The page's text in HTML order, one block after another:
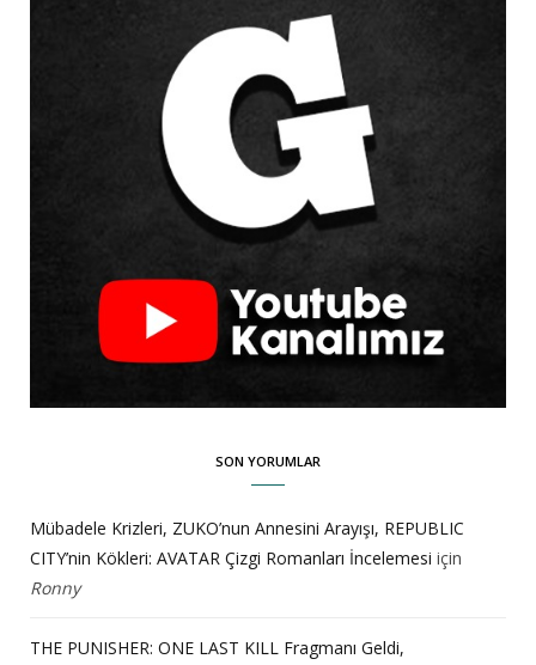
SON YORUMLAR
Mübadele Krizleri, ZUKO’nun Annesini Arayışı, REPUBLIC
CITY’nin Kökleri: AVATAR Çizgi Romanları İncelemesi için
Ronny
THE PUNISHER: ONE LAST KILL Fragmanı Geldi,